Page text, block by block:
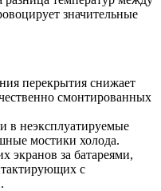
значительные
перекрытия снижает
смонтированных
в неэксплуатируемые
мостики холода.
экранов за батареями,
с